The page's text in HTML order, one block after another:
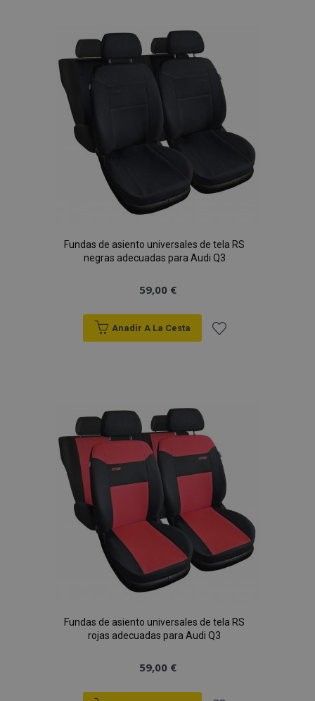
de
Deseos
Fundas de asiento universales de tela RS
negras adecuadas para Audi Q3
59,00 €
Anadir A La Cesta
de
Deseos
Fundas de asiento universales de tela RS
rojas adecuadas para Audi Q3
59,00 €